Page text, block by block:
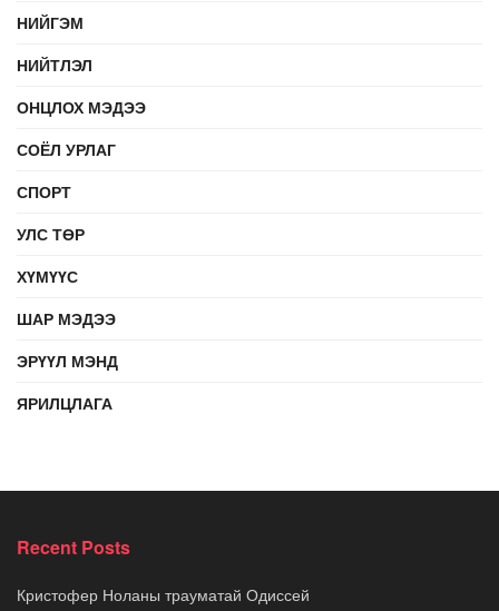
НИЙГЭМ
НИЙТЛЭЛ
ОНЦЛОХ МЭДЭЭ
СОЁЛ УРЛАГ
СПОРТ
УЛС ТӨР
ХҮМҮҮС
ШАР МЭДЭЭ
ЭРҮҮЛ МЭНД
ЯРИЛЦЛАГА
Recent Posts
Кристофер Ноланы трауматай Одиссей